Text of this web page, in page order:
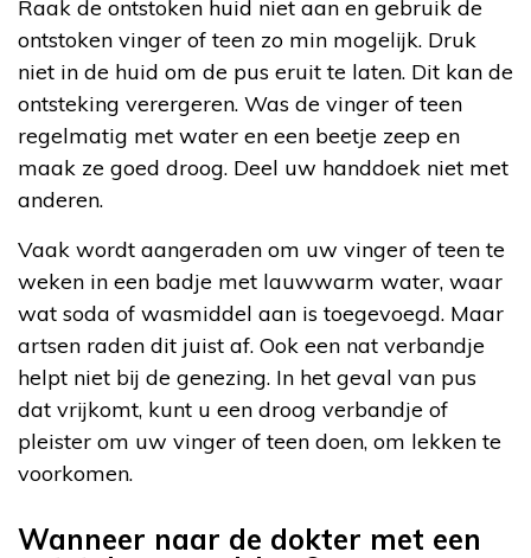
Raak de ontstoken huid niet aan en gebruik de
ontstoken vinger of teen zo min mogelijk. Druk
niet in de huid om de pus eruit te laten. Dit kan de
ontsteking verergeren. Was de vinger of teen
regelmatig met water en een beetje zeep en
maak ze goed droog. Deel uw handdoek niet met
anderen.
Vaak wordt aangeraden om uw vinger of teen te
weken in een badje met lauwwarm water, waar
wat soda of wasmiddel aan is toegevoegd. Maar
artsen raden dit juist af. Ook een nat verbandje
helpt niet bij de genezing. In het geval van pus
dat vrijkomt, kunt u een droog verbandje of
pleister om uw vinger of teen doen, om lekken te
voorkomen.
Wanneer naar de dokter met een